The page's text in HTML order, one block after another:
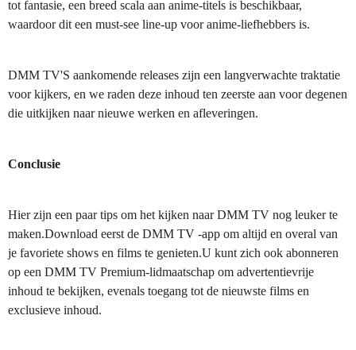
tot fantasie, een breed scala aan anime-titels is beschikbaar,
waardoor dit een must-see line-up voor anime-liefhebbers is.
DMM TV'S aankomende releases zijn een langverwachte traktatie
voor kijkers, en we raden deze inhoud ten zeerste aan voor degenen
die uitkijken naar nieuwe werken en afleveringen.
Conclusie
Hier zijn een paar tips om het kijken naar DMM TV nog leuker te
maken.Download eerst de DMM TV -app om altijd en overal van
je favoriete shows en films te genieten.U kunt zich ook abonneren
op een DMM TV Premium-lidmaatschap om advertentievrije
inhoud te bekijken, evenals toegang tot de nieuwste films en
exclusieve inhoud.